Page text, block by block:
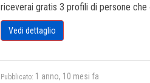
riceverai gratis 3 profili di persone
Vedi dettaglio
Pubblicato: 1 anno, 10 mesi fa